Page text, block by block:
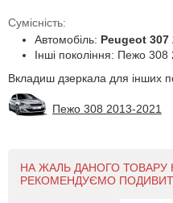
Сумісність:
Автомобіль: Peugeot 307
Інші покоління: Пежо 308
Вкладиш дзеркала для інших
Пежо 308 2013-2021
НА ЖАЛЬ ДАНОГО ТОВАРУ
РЕКОМЕНДУЄМО